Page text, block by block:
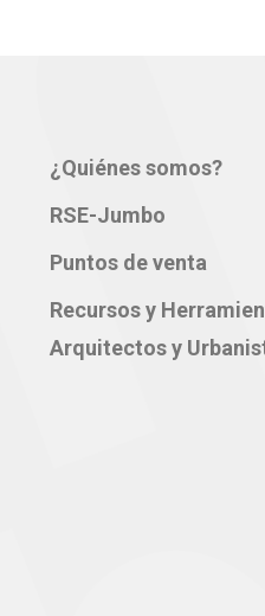
¿Quiénes somos?
RSE-Jumbo
Puntos de venta
Recursos y
Arquitectos y